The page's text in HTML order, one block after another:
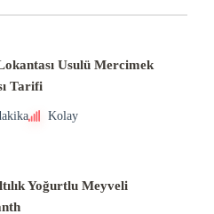
Usulü Mercimek
Tarifi
Kolay
Yoğurtlu Meyveli